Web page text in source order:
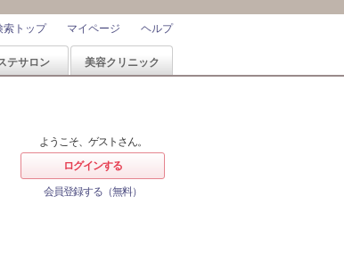
ヘルプ
マイページ
索トップ
テサロン 美容クリニック
ようこそ、ゲストさん。
ログインする
会員登録する（無料）